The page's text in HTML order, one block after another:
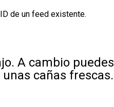
de un feed existente.
A cambio puedes
cañas frescas.